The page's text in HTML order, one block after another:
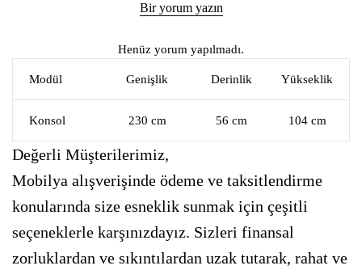
Bir yorum yazın
Henüz yorum yapılmadı.
Modül Genişlik Derinlik Yükseklik
Konsol 230 cm 56 cm 104 cm
Değerli Müşterilerimiz,
Mobilya alışverişinde ödeme ve taksitlendirme
konularında size esneklik sunmak için çeşitli
seçeneklerle karşınızdayız. Sizleri finansal
zorluklardan ve sıkıntılardan uzak tutarak, rahat ve